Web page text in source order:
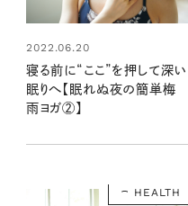
2022.06.20
寝る前に“ここ”を押して深い
眠りへ【眠れぬ夜の簡単梅
雨ヨガ②】
HEALTH